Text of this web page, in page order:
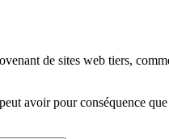
de sites web tiers,
avoir pour conséquence